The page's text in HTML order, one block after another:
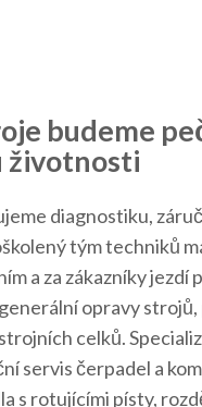
budeme
životnosti
diagnostiku,
tým techniků
a za zákazníky jezdí
opravy
celků.
servis čerpadel a
s rotujícími písty,